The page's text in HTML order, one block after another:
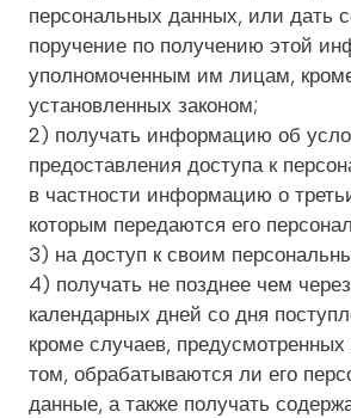
персональных данных, или дать
поручение по получению этой
уполномоченным им лицам,
установленных законом;
2) получать информацию об
предоставления доступа к
в частности информацию о
которым передаются его
3) на доступ к своим
4) получать не позднее чем
календарных дней со дня
кроме случаев, предусмотренных
том, обрабатываются ли его
данные, а также получать